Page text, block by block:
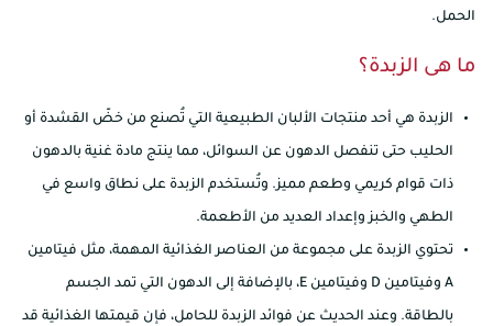
الحمل.
ما هى الزبدة؟
الزبدة هي أحد منتجات الألبان الطبيعية التي تُصنع من خضّ القشدة أو
الحليب حتى تنفصل الدهون عن السوائل، مما ينتج مادة غنية بالدهون
ذات قوام كريمي وطعم مميز. وتُستخدم الزبدة على نطاق واسع في
الطهي والخبز وإعداد العديد من الأطعمة.
تحتوي الزبدة على مجموعة من العناصر الغذائية المهمة، مثل فيتامين
A وفيتامين D وفيتامين E، بالإضافة إلى الدهون التي تمد الجسم
بالطاقة. وعند الحديث عن فوائد الزبدة للحامل، فإن قيمتها الغذائية قد